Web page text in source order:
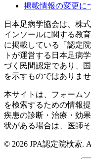
掲載情報の変更に
日本足病学協会は、株
インソールに関する教
に掲載している「認定
トが運営する日本足病
づく民間認定であり、
を示すものではありませ
本サイトは、フォーム
を検索するための情報
疾患の診断・治療・効
状がある場合は、医師
© 2026 JPA認定院検索.